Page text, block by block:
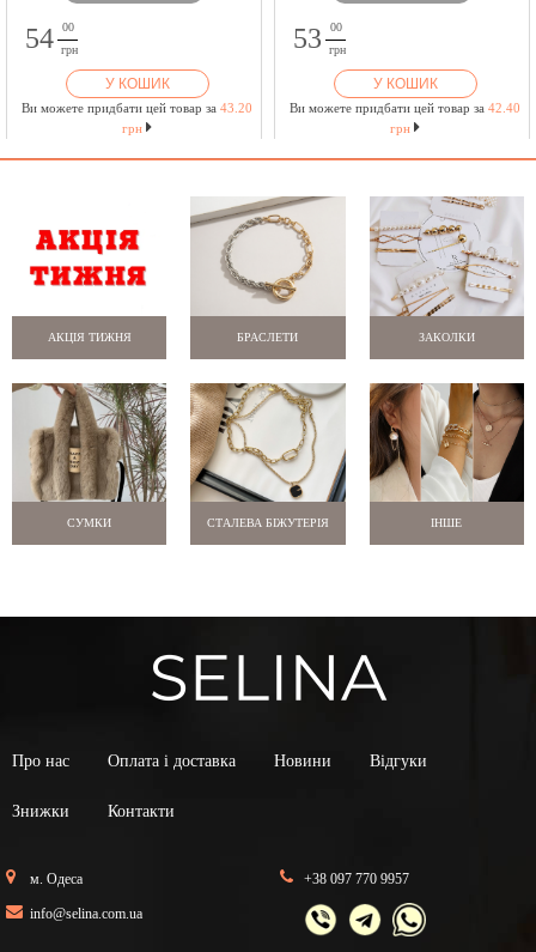
54
00
грн
У КОШИК
Ви можете придбати цей товар за 43.20
грн
53
00
грн
У КОШИК
Ви можете придбати цей товар за 42.40
грн
АКЦІЯ ТИЖНЯ БРАСЛЕТИ ЗАКОЛКИ
СУМКИ СТАЛЕВА БІЖУТЕРІЯ ІНШЕ
Про нас Оплата і доставка Новини Відгуки
Знижки Контакти
м. Одеса
info@selina.com.ua
+38 097 770 9957